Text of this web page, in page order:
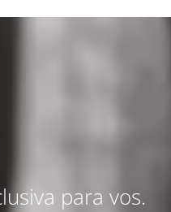
para vos.